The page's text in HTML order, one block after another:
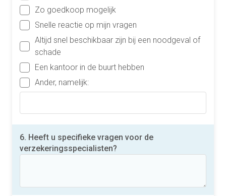
Zo goedkoop mogelijk
Snelle reactie op mijn vragen
Altijd snel beschikbaar zijn bij een noodgeval of
schade
Een kantoor in de buurt hebben
Ander, namelijk:
6. Heeft u specifieke vragen voor de
verzekeringsspecialisten?